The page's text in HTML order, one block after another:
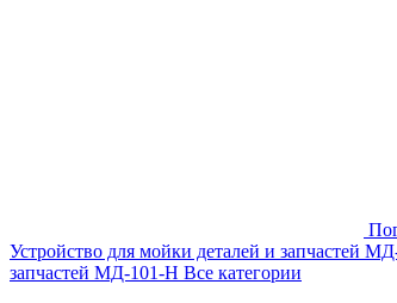
Устройство для мойки деталей и запчастей
запчастей МД-101-Н Все категории